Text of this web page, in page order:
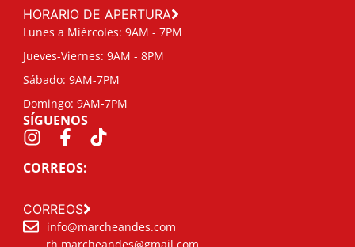
HORARIO DE APERTURA
Lunes a Miércoles: 9AM - 7PM
Jueves-Viernes: 9AM - 8PM
Sábado: 9AM-7PM
Domingo: 9AM-7PM
SÍGUENOS
CORREOS:
CORREOS
info@marcheandes.com